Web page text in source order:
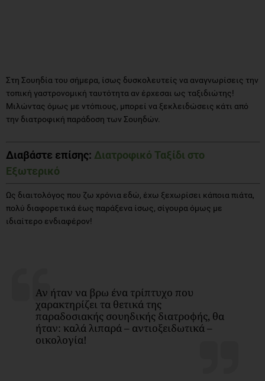
Στη Σουηδία του σήμερα, ίσως δυσκολευτείς να αναγνωρίσεις την
τοπική γαστρονομική ταυτότητα αν έρχεσαι ως ταξιδιώτης!
Μιλώντας όμως με ντόπιους, μπορεί να ξεκλειδώσεις κάτι από
την διατροφική παράδοση των Σουηδών.
Διαβάστε επίσης: Διατροφικό Ταξίδι στο
Εξωτερικό
Ως διαιτολόγος που ζω χρόνια εδώ, έχω ξεχωρίσει κάποια πιάτα,
πολύ διαφορετικά έως παράξενα ίσως, σίγουρα όμως με
ιδιαίτερο ενδιαφέρον!
Αν ήταν να βρω ένα τρίπτυχο που
χαρακτηρίζει τα θετικά της
παραδοσιακής σουηδικής διατροφής, θα
ήταν: καλά λιπαρά – αντιοξειδωτικά –
οικολογία!